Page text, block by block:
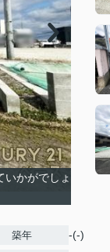
いかがでしょ
築年 -(-)